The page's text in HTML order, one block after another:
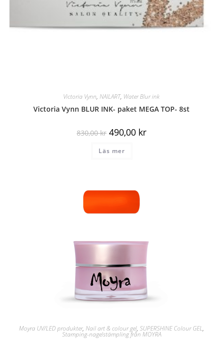
Victoria Vynn, NAILART, Water Blur ink
Victoria Vynn BLUR INK- paket MEGA TOP- 8st
830,00kr 490,00 kr
Läs mer
Moyra UV/LED produkter, Nail art & colour gel, SUPERSHINE Colour GEL,
Stamping-nagelstämpling från MOYRA